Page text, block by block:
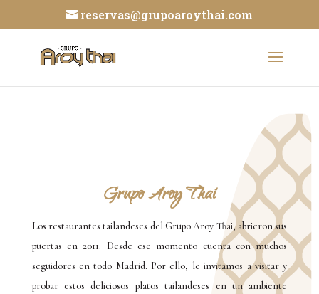
reservas@grupoaroythai.com
Grupo Aroy Thai
Los restaurantes tailandeses del Grupo Aroy Thai, abrieron sus
puertas en 2011. Desde ese momento cuenta con muchos
seguidores en todo Madrid. Por ello, le invitamos a visitar y
probar estos deliciosos platos tailandeses en un ambiente